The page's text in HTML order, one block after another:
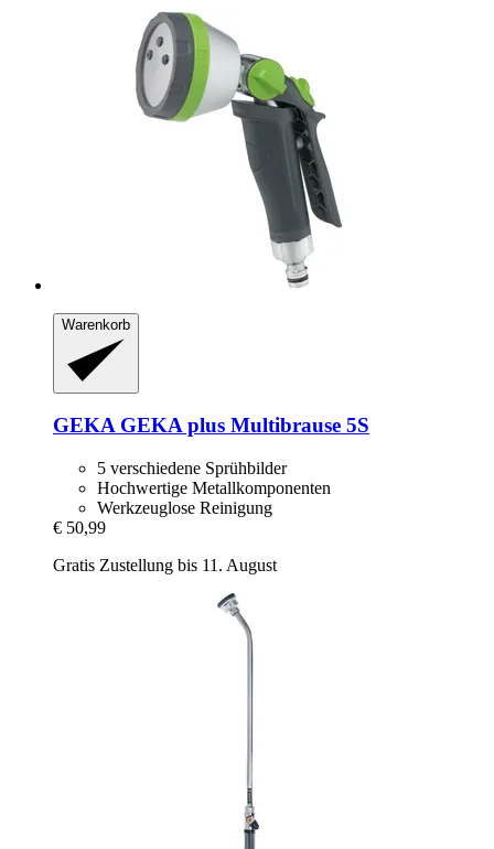
Warenkorb
GEKAGEKA plus Multibrause 5S
5 verschiedene Sprühbilder
Hochwertige Metallkomponenten
Werkzeuglose Reinigung
€ 50,99
Gratis Zustellung bis 11. August